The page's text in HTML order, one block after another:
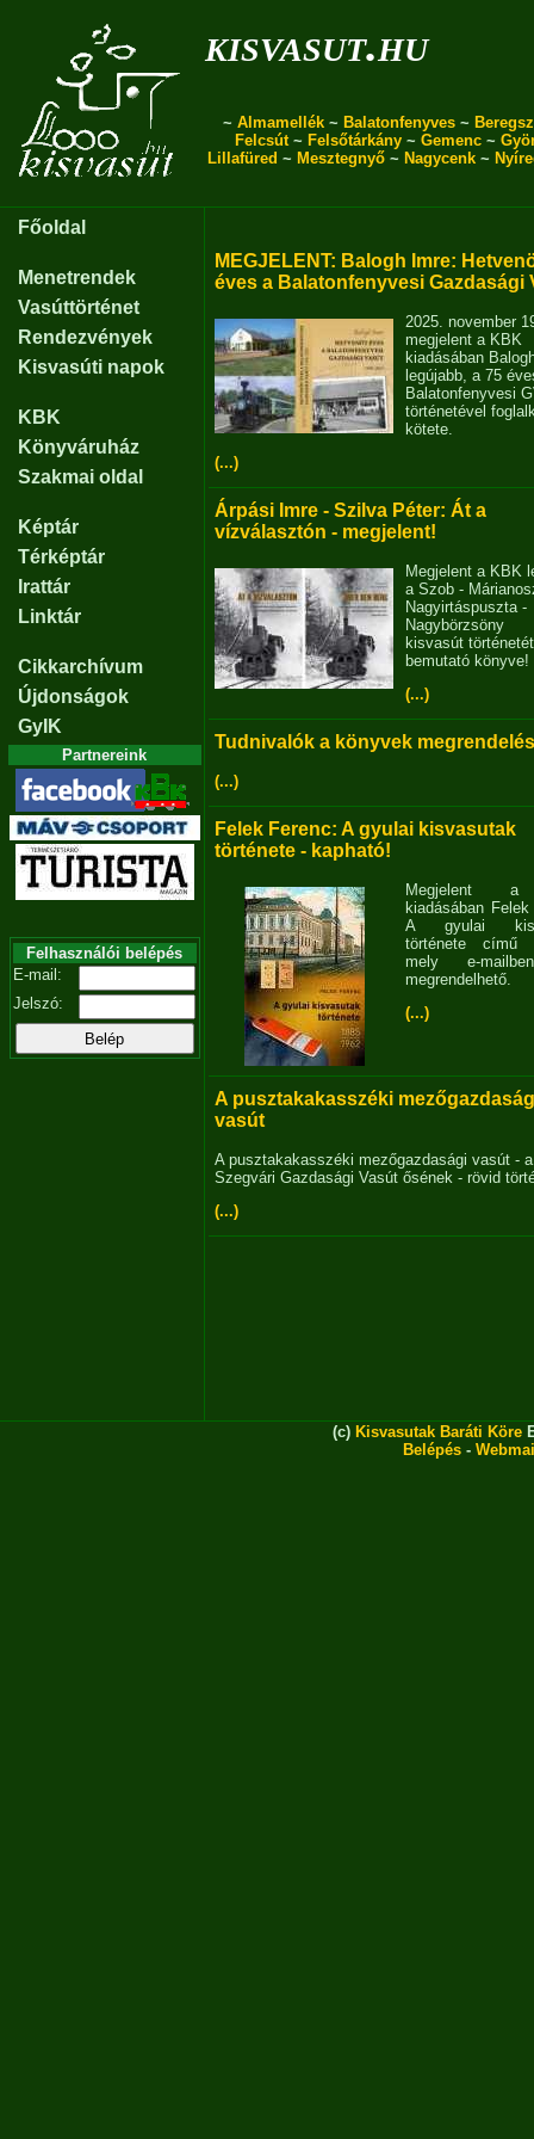
kisvasut.hu
~ Almamellék ~ Balatonfenyves ~
Felcsút~ Felsőtárkány ~ Gemenc ~
Lillafüred ~ Mesztegnyő ~ Nagycenk ~
Főoldal
Menetrendek
Vasúttörténet
Rendezvények
Kisvasúti napok
KBK
Könyváruház
Szakmai oldal
Képtár
Térképtár
Irattár
Linktár
Cikkarchívum
Újdonságok
GyIK
Partnereink
Felhasználói belépés
E-mail:
Jelszó:
MEGJELENT: Balogh Imre:
éves a Balatonfenyvesi Gazdasági
2025. november
megjelent a KBK
kiadásában
legújabb, a 75
Balatonfenyvesi
történetével
kötete.
(...)
Árpási Imre - Szilva Péter: Át a
vízválasztón - megjelent!
Megjelent a KBK
a Szob -
Nagyirtáspuszta -
Nagybörzsöny
kisvasút történetét
bemutató könyve!
(...)
Tudnivalók a könyvek
(...)
Felek Ferenc: A gyulai kisvasutak
története - kapható!
Megjelent
kiadásában
A gyulai
története című
mely e-
megrendelhető.
(...)
A pusztakakasszéki
vasút
A pusztakakasszéki mezőgazdasági vasút - a
Szegvári Gazdasági Vasút ősének - rövid
(...)
(c) Kisvasutak Baráti Köre
Belépés -